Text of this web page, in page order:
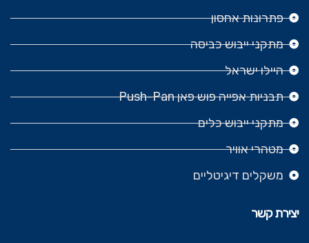
פתרונות אחסון
מתקני ייבוש כביסה
היילו ישראל
תבניות אפייה פוש פאן Push-Pan
מתקני ייבוש כלים
מטהרי אוויר
משקלים דיגיטליים
יצירת קשר